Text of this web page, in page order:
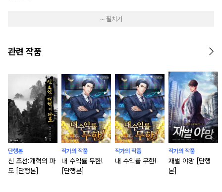
··· 펼치기
관련 작품
단행본
신 조선:개혁의 파
도 [단행본]
작가의 작품
내 수익률 무한!
[단행본]
작가의 작품
내 수익률 무한!
작가의 작품
재벌 야망 [단행
본]